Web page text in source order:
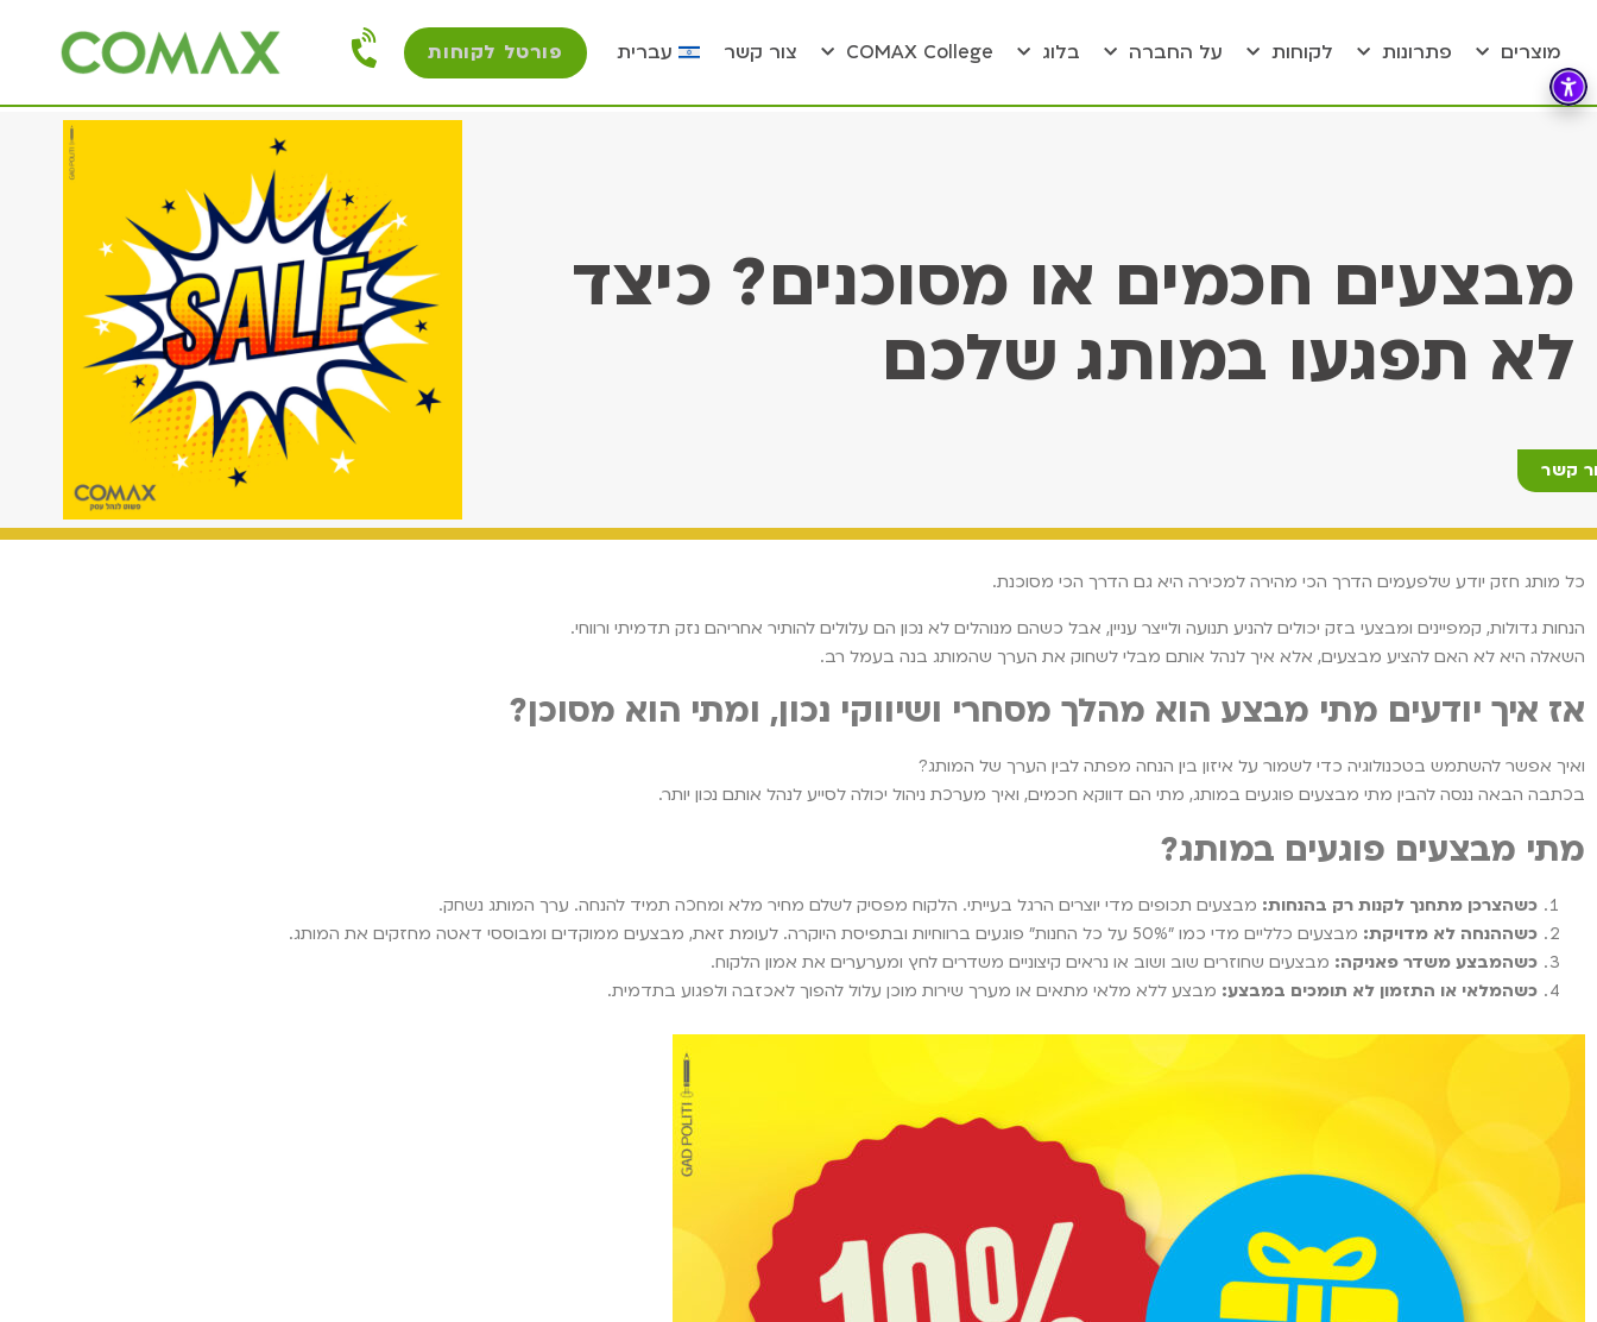
מוצרים פתרונות לקוחות על החברה בלוג COMAX College צור קשר עברית פורטל לקוחות
קשר
מבצעים חכמים או מסוכנים? כיצד
לא תפגעו במותג שלכם
כל מותג חזק יודע שלפעמים הדרך הכי מהירה למכירה היא גם הדרך הכי מסוכנת.
הנחות גדולות, קמפיינים ומבצעי בזק יכולים להניע תנועה ולייצר עניין, אבל כשהם מנוהלים לא נכון הם עלולים להותיר אחריהם נזק תדמיתי ורווחי.
השאלה היא לא האם להציע מבצעים, אלא איך לנהל אותם מבלי לשחוק את הערך שהמותג בנה בעמל רב.
אז איך יודעים מתי מבצע הוא מהלך מסחרי ושיווקי נכון, ומתי הוא מסוכן?
ואיך אפשר להשתמש בטכנולוגיה כדי לשמור על איזון בין הנחה מפתה לבין הערך של המותג?
בכתבה הבאה ננסה להבין מתי מבצעים פוגעים במותג, מתי הם דווקא חכמים, ואיך מערכת ניהול יכולה לסייע לנהל אותם נכון יותר.
מתי מבצעים פוגעים במותג?
כשהצרכן מתחנך לקנות רק בהנחות: מבצעים תכופים מדי יוצרים הרגל בעייתי. הלקוח מפסיק לשלם מחיר מלא ומחכה תמיד להנחה. ערך המותג נשחק.
כשההנחה לא מדויקת: מבצעים כלליים מדי כמו "50% על כל החנות" פוגעים ברווחיות ובתפיסת היוקרה. לעומת זאת, מבצעים ממוקדים ומבוססי דאטה מחזקים את המותג.
כשהמבצע משדר פאניקה: מבצעים שחוזרים שוב ושוב או נראים קיצוניים משדרים לחץ ומערערים את אמון הלקוח.
כשהמלאי או התזמון לא תומכים במבצע: מבצע ללא מלאי מתאים או מערך שירות מוכן עלול להפוך לאכזבה ולפגוע בתדמית.